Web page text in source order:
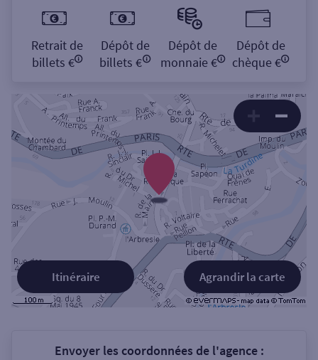
Retrait de
billets €
Dépôt de
billets €
Dépôt de
monnaie €
Dépôt de
chèque €
Agrandir la carte
Itinéraire
Envoyer les coordonnées de l'agence :